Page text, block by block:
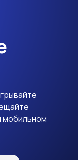
мобильном